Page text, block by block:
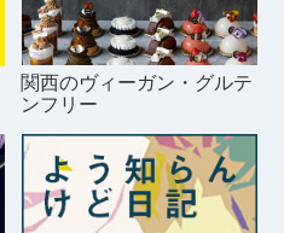
関西のヴィーガン・グルテ
ンフリー